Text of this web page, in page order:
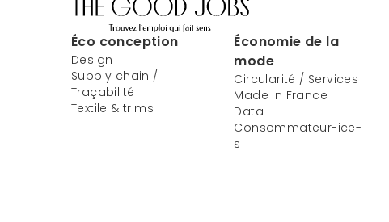
Éco conception
Design
Supply chain /
Traçabilité
Textile & trims
Économie de la
mode
Circularité / Services
Made in France
Data
Consommateur-ice-
s